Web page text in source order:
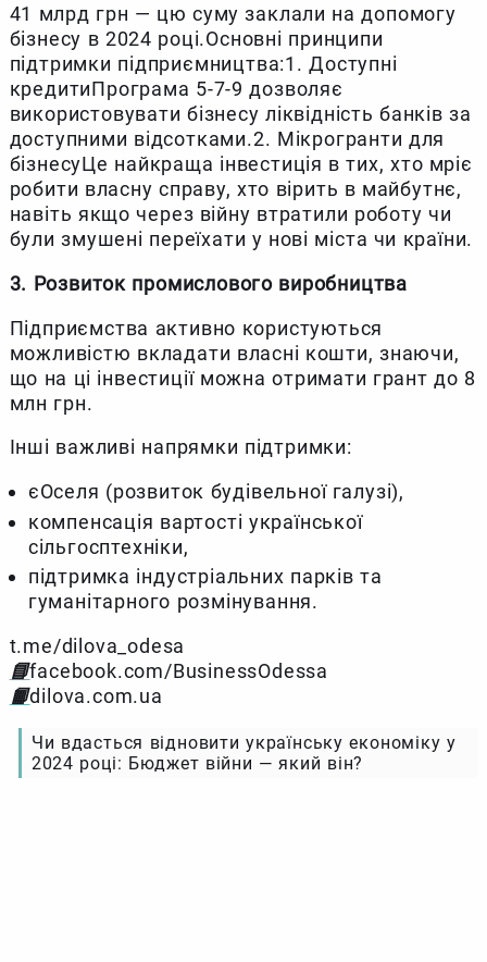
41 млрд грн — цю суму заклали на допомогу
бізнесу в 2024 році.Основні принципи
підтримки підприємництва:1. Доступні
кредитиПрограма 5-7-9 дозволяє
використовувати бізнесу ліквідність банків за
доступними відсотками.2. Мікрогранти для
бізнесуЦе найкраща інвестиція в тих, хто мріє
робити власну справу, хто вірить в майбутнє,
навіть якщо через війну втратили роботу чи
були змушені переїхати у нові міста чи країни.
3. Розвиток промислового виробництва
Підприємства активно користуються
можливістю вкладати власні кошти, знаючи,
що на ці інвестиції можна отримати грант до 8
млн грн.
Інші важливі напрямки підтримки:
єОселя (розвиток будівельної галузі),
компенсація вартості української
сільгосптехніки,
підтримка індустріальних парків та
гуманітарного розмінування.
t.me/dilova_odesa
📘facebook.com/BusinessOdessa
📙dilova.com.ua
Чи вдасться відновити українську економіку у
2024 році: Бюджет війни — який він?